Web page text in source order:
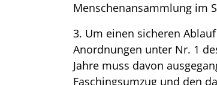
Menschenansammlung im
3. Um einen sicheren
Anordnungen unter Nr. 1
Jahre muss davon
Faschingsumzug und den